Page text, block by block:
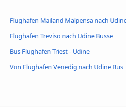
Flughafen Mailand Malpensa nach
Flughafen Treviso nach Udine Busse
Bus Flughafen Triest - Udine
Von Flughafen Venedig nach Udine Bus